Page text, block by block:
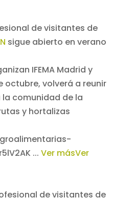
de visitantes de
sigue abierto en verano
IFEMA Madrid y
octubre, volverá a reunir
comunidad de la
y hortalizas
... Ver másVer